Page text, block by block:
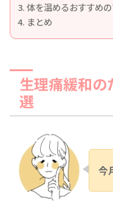
体を温めるおすすめ
まとめ
生理痛緩和
選
今